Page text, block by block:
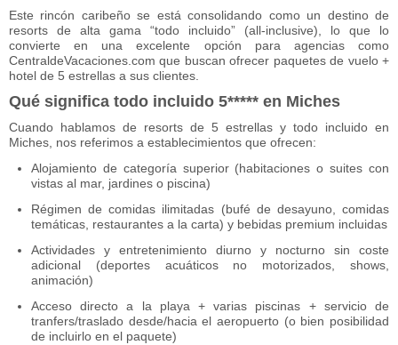
Este rincón caribeño se está consolidando como un destino de
resorts de alta gama “todo incluido” (all-inclusive), lo que lo
convierte en una excelente opción para agencias como
CentraldeVacaciones.com que buscan ofrecer paquetes de vuelo +
hotel de 5 estrellas a sus clientes.
Qué significa todo incluido 5***** en Miches
Cuando hablamos de resorts de 5 estrellas y todo incluido en
Miches, nos referimos a establecimientos que ofrecen:
Alojamiento de categoría superior (habitaciones o suites con
vistas al mar, jardines o piscina)
Régimen de comidas ilimitadas (bufé de desayuno, comidas
temáticas, restaurantes a la carta) y bebidas premium incluidas
Actividades y entretenimiento diurno y nocturno sin coste
adicional (deportes acuáticos no motorizados, shows,
animación)
Acceso directo a la playa + varias piscinas + servicio de
tranfers/traslado desde/hacia el aeropuerto (o bien posibilidad
de incluirlo en el paquete)